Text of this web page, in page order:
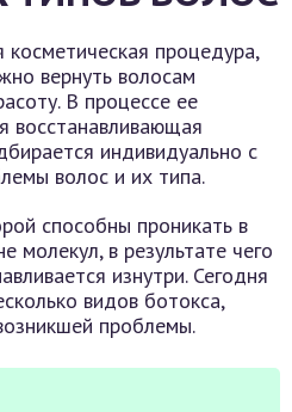
косметическая процедура,
вернуть волосам
В процессе ее
восстанавливающая
индивидуально с
волос и их типа.
способны проникать в
молекул, в результате чего
изнутри. Сегодня
видов ботокса,
проблемы.